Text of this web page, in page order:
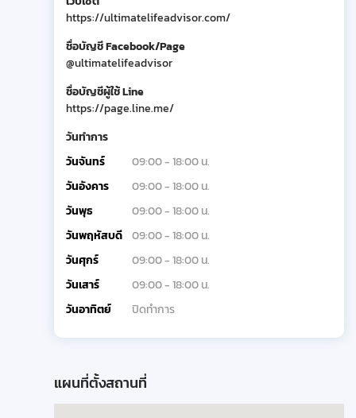
https://ultimatelifeadvisor.com/
ชื่อบัญชี Facebook/Page
@ultimatelifeadvisor
ชื่อบัญชีผู้ใช้ Line
https://page.line.me/
วันทำการ
วันจันทร์
09:00 - 18:00 น.
วันอังคาร
09:00 - 18:00 น.
วันพุธ
09:00 - 18:00 น.
วันพฤหัสบดี 09:00 - 18:00 น.
วันศุกร์
09:00 - 18:00 น.
วันเสาร์
09:00 - 18:00 น.
วันอาทิตย์
ปิดทำการ
แผนที่ตั้งสถานที่